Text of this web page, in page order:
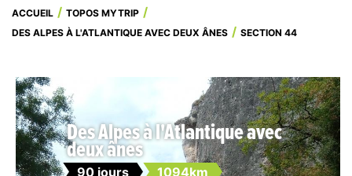
ACCUEIL
TOPOS MYTRIP
DES ALPES À L'ATLANTIQUE AVEC DEUX ÂNES
SECTION 44
Des Alpes à l'Atlantique avec
deux ânes
90 jours 1094km